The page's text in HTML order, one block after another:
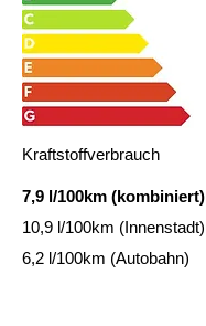
Kraftstoffverbrauch
7,9 l/100km (kombiniert)
10,9 l/100km (Innenstadt)
6,2 l/100km (Autobahn)